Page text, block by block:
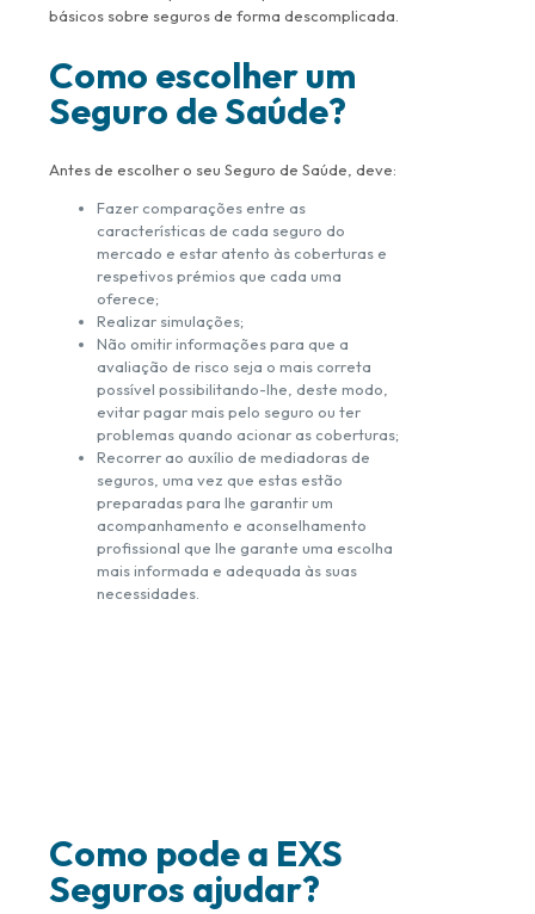
básicos sobre seguros de forma descomplicada.
Como escolher um
Seguro de Saúde?
Antes de escolher o seu Seguro de Saúde, deve:
Fazer comparações entre as
características de cada seguro do
mercado e estar atento às coberturas e
respetivos prémios que cada uma
oferece;
Realizar simulações;
Não omitir informações para que a
avaliação de risco seja o mais correta
possível possibilitando-lhe, deste modo,
evitar pagar mais pelo seguro ou ter
problemas quando acionar as coberturas;
Recorrer ao auxílio de mediadoras de
seguros, uma vez que estas estão
preparadas para lhe garantir um
acompanhamento e aconselhamento
profissional que lhe garante uma escolha
mais informada e adequada às suas
necessidades.
Como pode a EXS
Seguros ajudar?